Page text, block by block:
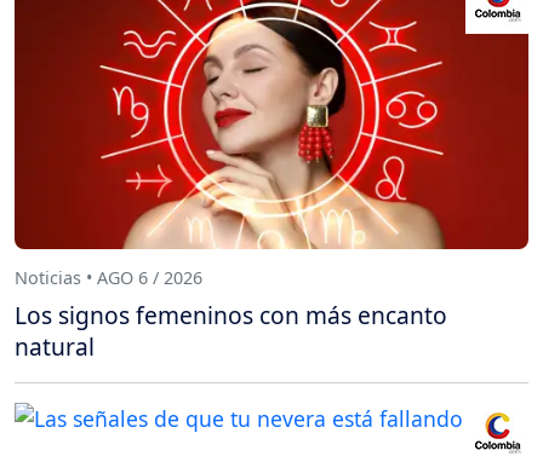
Noticias • AGO 6 / 2026
Los signos femeninos con más encanto
natural